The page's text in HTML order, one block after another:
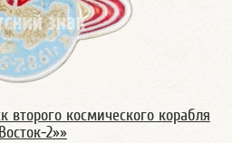
второго космического корабля
2»»